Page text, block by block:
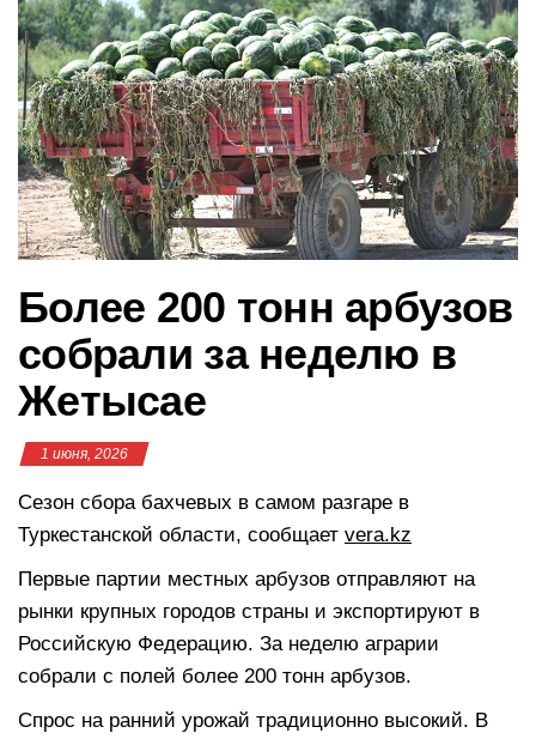
ц
и
ю
Более 200 тонн арбузов
собрали за неделю в
Жетысае
1 июня, 2026
Сезон сбора бахчевых в самом разгаре в
Туркестанской области, сообщает vera.kz
Первые партии местных арбузов отправляют на
рынки крупных городов страны и экспортируют в
Российскую Федерацию. За неделю аграрии
собрали с полей более 200 тонн арбузов.
Спрос на ранний урожай традиционно высокий. В